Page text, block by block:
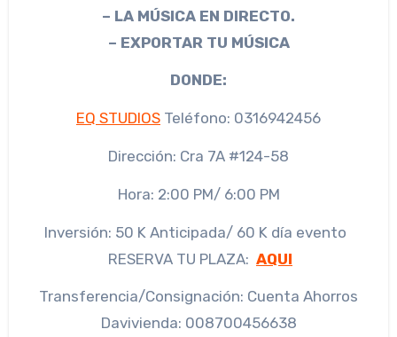
– LA MÚSICA EN DIRECTO.
– EXPORTAR TU MÚSICA
DONDE:
EQ STUDIOS Teléfono: 0316942456
Dirección: Cra 7A #124-58
Hora: 2:00 PM/ 6:00 PM
Inversión: 50 K Anticipada/ 60 K día evento
RESERVA TU PLAZA: AQUI
Transferencia/Consignación: Cuenta Ahorros
Davivienda: 008700456638